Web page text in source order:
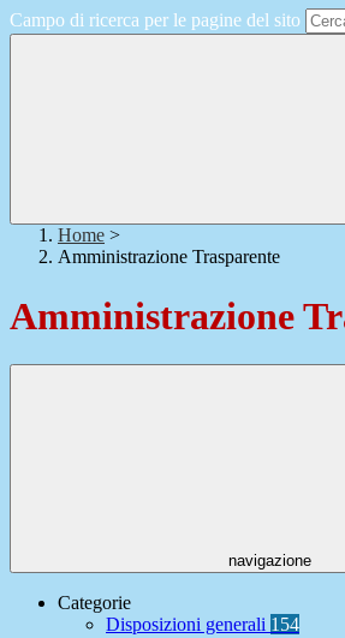
Campo di ricerca per le pagine del sito
Home >
Amministrazione Trasparente
Amministrazione
navigazione
Categorie
Disposizioni generali 154